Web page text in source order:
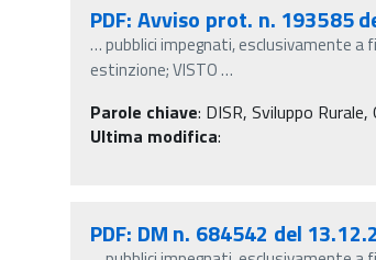
PDF: Avviso prot. n. 193585
…pubblici impegnati, esclusivamente a
estinzione; VISTO…
Parole chiave: DISR, Sviluppo
Ultima modifica:
PDF: DM n. 684542 del